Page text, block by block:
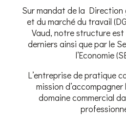
Sur mandat de la Direction
et du marché du travail
Vaud, notre structure
derniers ainsi que par le
l’Economie
L’entreprise de pratique
mission d’accompagner
domaine commercial